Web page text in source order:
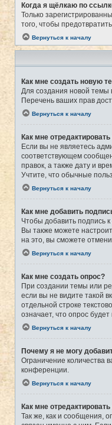
Когда я щёлкаю по
Только
того, чтобы
Вернуться к началу
Как мне создать новую
Для создания новой темы
Перечень ваших прав
Вернуться к началу
Как мне
Если вы не являетесь
соответствующем
правок, а также дату и
Учтите, что обычные
Вернуться к началу
Как мне добавить
Чтобы добавить подпись
Вы также можете
на это, вы сможете
Вернуться к началу
Как мне создать опрос?
При создании темы или
если вы не видите такой
отдельной строке
означает, что опрос
Вернуться к началу
Почему я не могу
Ограничение количества
конференции.
Вернуться к началу
Как мне
Так же, как и сообщения,